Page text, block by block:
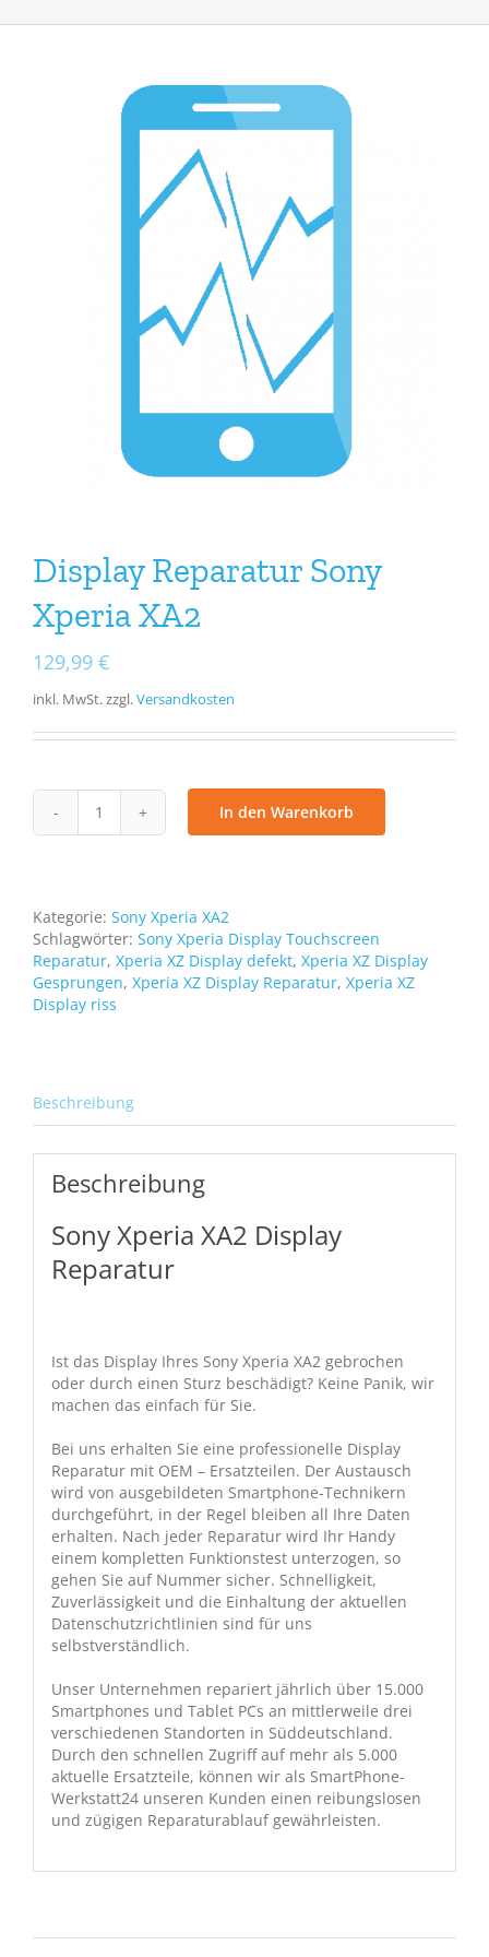
Display Reparatur Sony
Xperia XA2
129,99 €
inkl. MwSt.zzgl.Versandkosten
Display
Reparatur
XA2
Menge
In den Warenkorb
Kategorie: Sony Xperia XA2
Schlagwörter: Sony Xperia Display Touchscreen
Reparatur, Xperia XZ Display defekt, Xperia XZ Display
Gesprungen, Xperia XZ Display Reparatur, Xperia XZ
Display riss
Beschreibung
Beschreibung
Sony Xperia XA2 Display
Reparatur
Ist das Display Ihres Sony Xperia XA2 gebrochen
oder durch einen Sturz beschädigt? Keine Panik, wir
machen das einfach für Sie.
Bei uns erhalten Sie eine professionelle Display
Reparatur mit OEM – Ersatzteilen. Der Austausch
wird von ausgebildeten Smartphone-Technikern
durchgeführt, in der Regel bleiben all Ihre Daten
erhalten. Nach jeder Reparatur wird Ihr Handy
einem kompletten Funktionstest unterzogen, so
gehen Sie auf Nummer sicher. Schnelligkeit,
Zuverlässigkeit und die Einhaltung der aktuellen
Datenschutzrichtlinien sind für uns
selbstverständlich.
Unser Unternehmen repariert jährlich über 15.000
Smartphones und Tablet PCs an mittlerweile drei
verschiedenen Standorten in Süddeutschland.
Durch den schnellen Zugriff auf mehr als 5.000
aktuelle Ersatzteile, können wir als SmartPhone-
Werkstatt24 unseren Kunden einen reibungslosen
und zügigen Reparaturablauf gewährleisten.